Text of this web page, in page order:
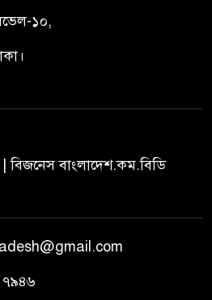
১০,
| বিজনেস বাংলাদেশ.কম.বিডি